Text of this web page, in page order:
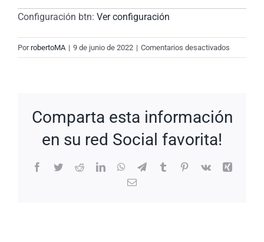
Configuración btn: Ver configuración
PorrobertoMA | 9 de junio de 2022 | Comentarios desactivados
New
Comparta esta información
en su red Social favorita!
Facebook
TwitterRedditLinkedInWhatsApp
TelegramTumblrPinterest
Vk
Xing
Correo